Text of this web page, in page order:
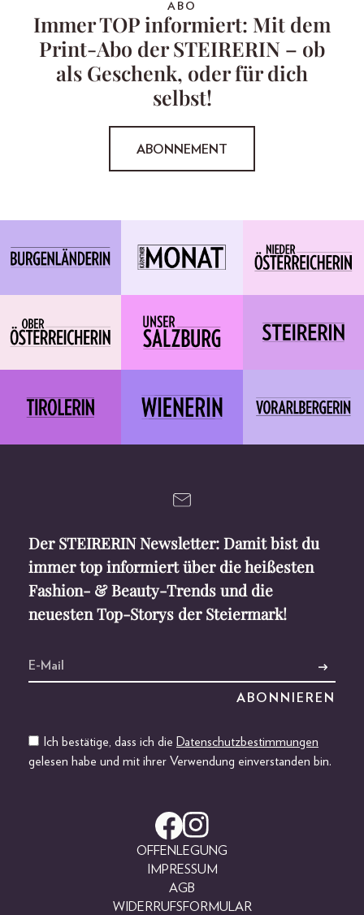
ABO
Immer TOP informiert: Mit dem
Print-Abo der STEIRERIN – ob
als Geschenk, oder für dich
selbst!
ABONNEMENT
Der STEIRERIN Newsletter: Damit bist du
immer top informiert über die heißesten
Fashion- & Beauty-Trends und die
neuesten Top-Storys der Steiermark!
Ich bestätige, dass ich die Datenschutzbestimmungen
gelesen habe und mit ihrer Verwendung einverstanden bin.
OFFENLEGUNG
IMPRESSUM
AGB
WIDERRUFSFORMULAR